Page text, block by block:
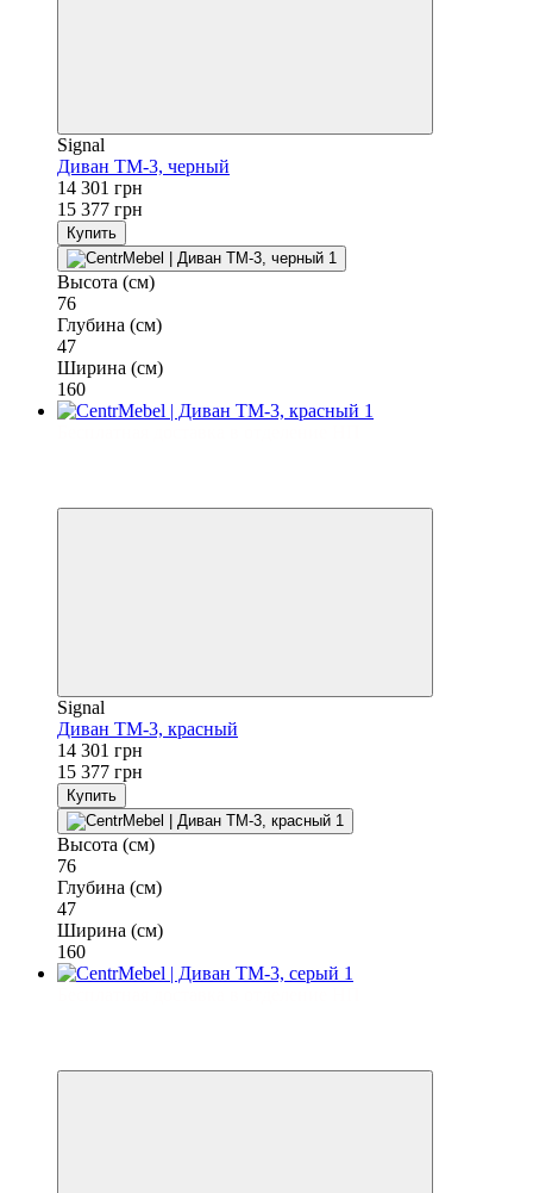
Signal
Диван TM-3, черный
14 301 грн
15 377 грн
Купить
Высота (см)
76
Глубина (см)
47
Ширина (см)
160
Signal
Диван TM-3, красный
14 301 грн
15 377 грн
Купить
Высота (см)
76
Глубина (см)
47
Ширина (см)
160